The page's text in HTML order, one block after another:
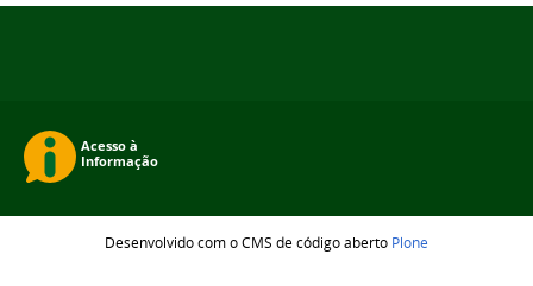
Desenvolvido com o CMS de código aberto Plone